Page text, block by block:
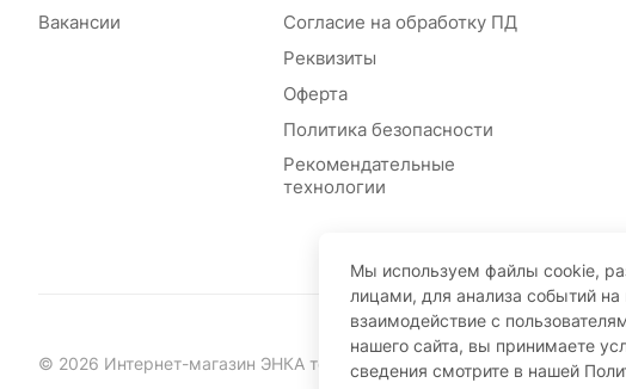
Вакансии
Согласие на обработку ПД
Реквизиты
Оферта
Политика безопасности
Рекомендательные
технологии
© 2026 Интернет-магазин ЭНКА техника
Мы используем файлы cookie,
лицами, для анализа событий
взаимодействие с
нашего сайта, вы принимаете
сведения смотрите в нашей